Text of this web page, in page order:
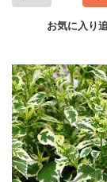
お気に入り